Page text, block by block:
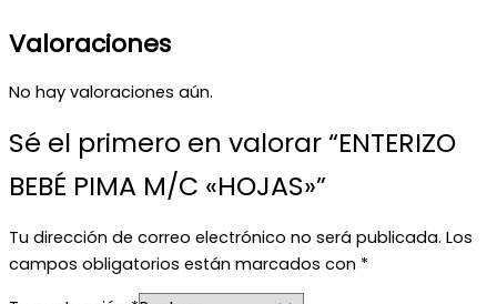
Valoraciones
No hay valoraciones aún.
Sé el primero en valorar “ENTERIZO
BEBÉ PIMA M/C «HOJAS»”
Tu dirección de correo electrónico no será publicada. Los
campos obligatorios están marcados con *